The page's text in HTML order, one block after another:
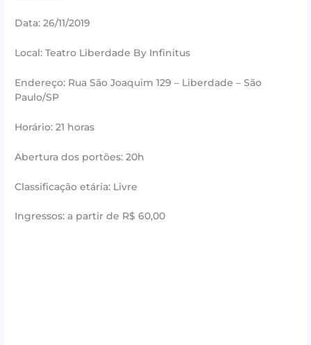
Data: 26/11/2019
Local: Teatro Liberdade By Infinitus
Endereço: Rua São Joaquim 129 – Liberdade – São
Paulo/SP
Horário: 21 horas
Abertura dos portões: 20h
Classificação etária: Livre
Ingressos: a partir de R$ 60,00